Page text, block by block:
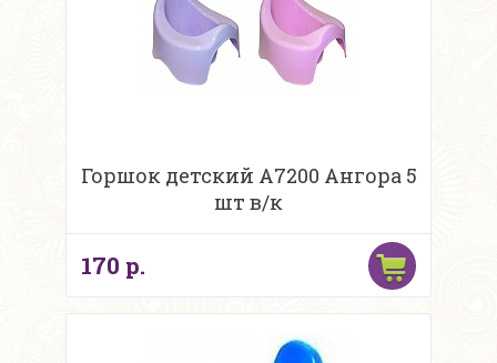
Горшок детский А7200 Ангора 5
шт в/к
170 р.